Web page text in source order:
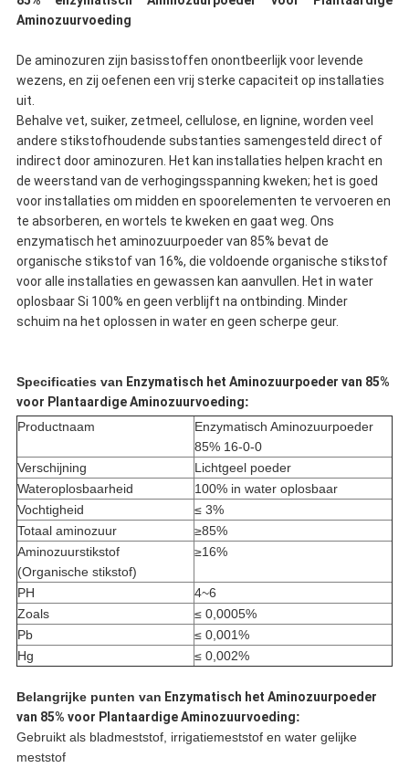
Aminozuurvoeding
De aminozuren zijn basisstoffen onontbeerlijk voor levende
wezens, en zij oefenen een vrij sterke capaciteit op installaties
uit.
Behalve vet, suiker, zetmeel, cellulose, en lignine, worden veel
andere stikstofhoudende substanties samengesteld direct of
indirect door aminozuren. Het kan installaties helpen kracht en
de weerstand van de verhogingsspanning kweken; het is goed
voor installaties om midden en spoorelementen te vervoeren en
te absorberen, en wortels te kweken en gaat weg. Ons
enzymatisch het aminozuurpoeder van 85% bevat de
organische stikstof van 16%, die voldoende organische stikstof
voor alle installaties en gewassen kan aanvullen. Het in water
oplosbaar Si 100% en geen verblijft na ontbinding. Minder
schuim na het oplossen in water en geen scherpe geur.
Specificaties van Enzymatisch het Aminozuurpoeder van 85%
voor Plantaardige Aminozuurvoeding:
Productnaam
Enzymatisch Aminozuurpoeder
85% 16-0-0
Verschijning
Lichtgeel poeder
Wateroplosbaarheid
100% in water oplosbaar
Vochtigheid
≤ 3%
Totaal aminozuur
≥85%
Aminozuurstikstof
(Organische stikstof)
≥16%
PH
4~6
Zoals
≤ 0,0005%
Pb
≤ 0,001%
Hg
≤ 0,002%
Belangrijke punten van Enzymatisch het Aminozuurpoeder
van 85% voor Plantaardige Aminozuurvoeding:
Gebruikt als bladmeststof, irrigatiemeststof en water gelijke
meststof